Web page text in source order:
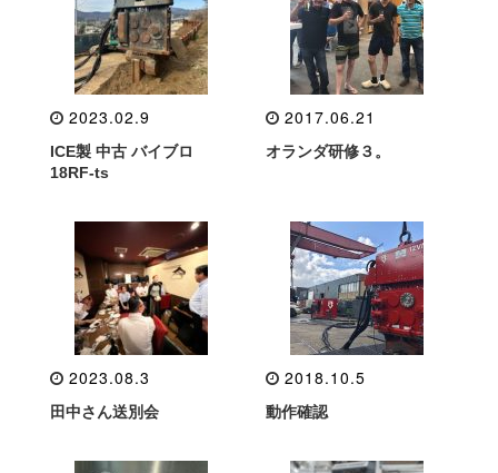
2023.02.9
ICE製 中古 バイブロ
18RF-ts
2017.06.21
オランダ研修３。
2023.08.3
田中さん送別会
2018.10.5
動作確認